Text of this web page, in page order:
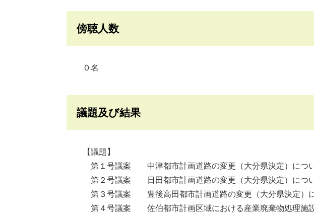
傍聴人数
０名
議題及び結果
【議題】
第１号議案 中津都市計画道路の変更（大分県決定）につ
第２号議案 日田都市計画道路の変更（大分県決定）につ
第３号議案 豊後高田都市計画道路の変更（大分県決定）
第４号議案 佐伯都市計画区域における産業廃棄物処理施設